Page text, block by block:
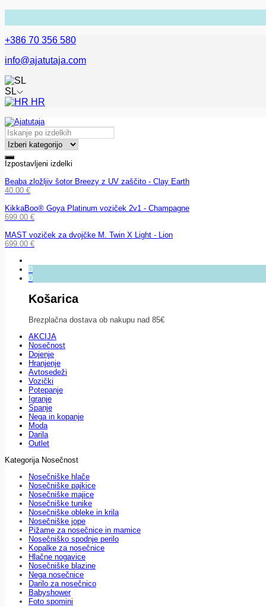
+386 70 356 580
info@ajatutaja.com
SL
HR
Izpostavljeni izdelki
Beaba zložljiv šotor Breezy z UV zaščito - Clay Earth
40.00 €
KikkaBoo® Goya Platinum voziček 2v1 - Champagne
699.00 €
MAST voziček za dvojčke M. Twin X Light - Lion
699.00 €
0
0
Košarica
Brezplačna dostava ob nakupu nad 85€
AKCIJA
Nosečnost
Dojenje
Hranjenje
Avtosedeži
Vozički
Potepanje
Igranje
Spanje
Nega in kopanje
Moda
Darila
Outlet
Kategorija Nosečnost
Nosečniške hlače
Nosečniške pajkice
Nosečniške majice
Nosečniške tunike
Nosečniške obleke in krila
Nosečniške jope
Pižame za nosečnice in mamice
Nosečniško spodnje perilo
Kopalke za nosečnice
Hlačne nogavice
Nosečniške blazine
Nega nosečnice
Darilo za nosečnico
Babyshower
Foto spomini